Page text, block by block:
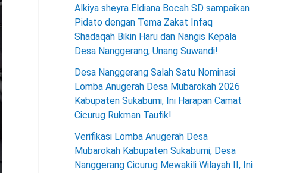
Alkiya sheyra Eldiana Bocah SD sampaikan
Pidato dengan Tema Zakat Infaq
Shadaqah Bikin Haru dan Nangis Kepala
Desa Nanggerang, Unang Suwandi!
Desa Nanggerang Salah Satu Nominasi
Lomba Anugerah Desa Mubarokah 2026
Kabupaten Sukabumi, Ini Harapan Camat
Cicurug Rukman Taufik!
Verifikasi Lomba Anugerah Desa
Mubarokah Kabupaten Sukabumi, Desa
Nanggerang Cicurug Mewakili Wilayah II, Ini